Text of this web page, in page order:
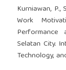
Kurniawan,
Work
Selatan City.
Technology,